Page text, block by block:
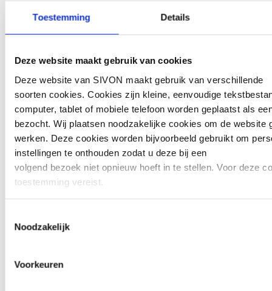
Toestemming Details
Deze website maakt gebruik van cookies
Deze website van SIVON maakt gebruik van verschillende
soorten cookies. Cookies zijn kleine, eenvoudige
computer, tablet of mobiele telefoon worden geplaatst als
bezocht. Wij plaatsen noodzakelijke cookies om de website
werken. Deze cookies worden bijvoorbeeld gebruikt om
instellingen te onthouden zodat u deze bij een
volgend bezoek niet opnieuw hoeft in te stellen. Voor deze
toestemming vereist.
widgets. Deze externe content kan marketingcookies
interactie heeft met de embedded content. In dat geval
Noodzakelijk
Voorkeuren
een pentest moet voldoen:
Offensive Security Certified
Professional (OSCP) gecertificeerde
pentesters
(https://hetccv.nl/keurmerken/
Het resultaat van een pentest wordt
beschreven in een risico rapportage
van de kwetsbaarheid middels de
CVSS 3.0 methodiek
https://www.first.org/cvss/v3.0/
document
toegangsrechten krijgt als een
Gebruik een Whitebox test om inzicht